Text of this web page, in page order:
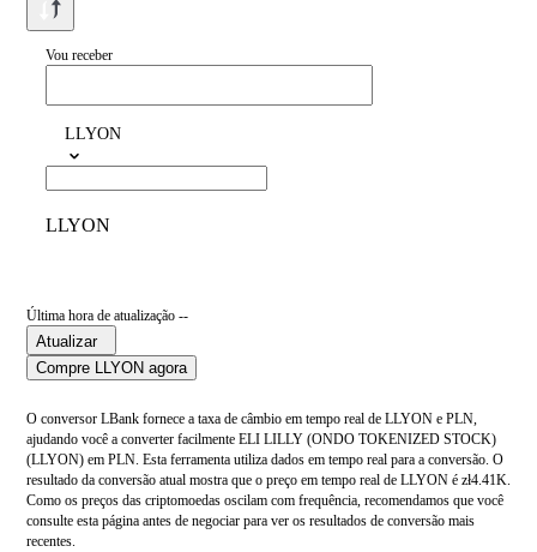
Vou receber
LLYON
LLYON
Última hora de atualização --
Atualizar
Compre LLYON agora
O conversor LBank fornece a taxa de câmbio em tempo real de LLYON e PLN,
ajudando você a converter facilmente ELI LILLY (ONDO TOKENIZED STOCK)
(LLYON) em PLN. Esta ferramenta utiliza dados em tempo real para a conversão. O
resultado da conversão atual mostra que o preço em tempo real de LLYON é zł4.41K.
Como os preços das criptomoedas oscilam com frequência, recomendamos que você
consulte esta página antes de negociar para ver os resultados de conversão mais
recentes.